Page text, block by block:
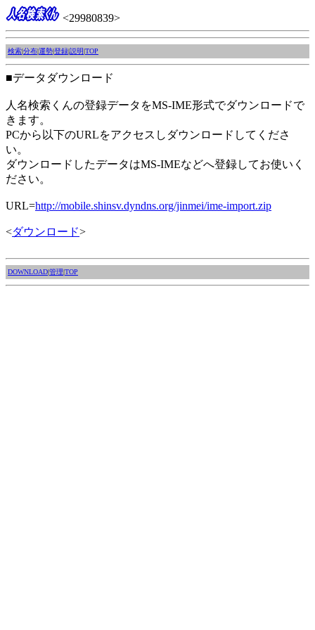
<29980839>
検索|分布|運勢|登録|説明|TOP
■データダウンロード
人名検索くんの登録データをMS-IME形式でダウンロードで
きます。
PCから以下のURLをアクセスしダウンロードしてくださ
い。
ダウンロードしたデータはMS-IMEなどへ登録してお使いく
ださい。
URL=http://mobile.shinsv.dyndns.org/jinmei/ime-import.zip
<ダウンロード>
DOWNLOAD|管理|TOP